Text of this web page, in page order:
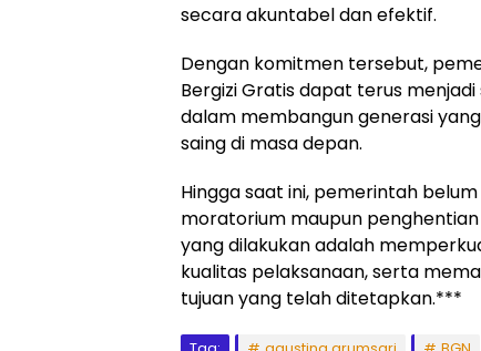
secara akuntabel dan efektif.
Dengan komitmen tersebut,
Bergizi Gratis dapat terus
dalam membangun generasi
saing di masa depan.
Hingga saat ini, pemerintah
moratorium maupun
yang dilakukan adalah
kualitas pelaksanaan, serta
tujuan yang telah ditetapkan.***